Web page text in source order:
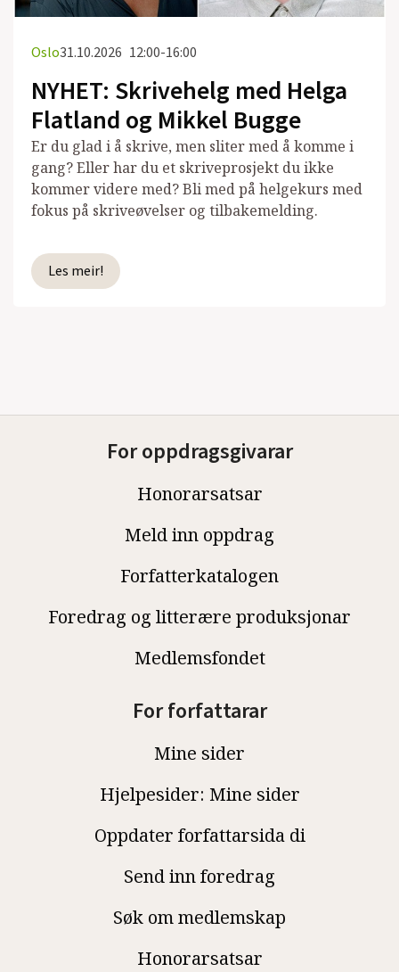
Oslo31.10.2026 12:00-16:00
NYHET: Skrivehelg med Helga
Flatland og Mikkel Bugge
Er du glad i å skrive, men sliter med å komme i
gang? Eller har du et skriveprosjekt du ikke
kommer videre med? Bli med på helgekurs med
fokus på skriveøvelser og tilbakemelding.
Les meir!
For oppdragsgivarar
Honorarsatsar
Meld inn oppdrag
Forfatterkatalogen
Foredrag og litterære produksjonar
Medlemsfondet
For forfattarar
Mine sider
Hjelpesider: Mine sider
Oppdater forfattarsida di
Send inn foredrag
Søk om medlemskap
Honorarsatsar